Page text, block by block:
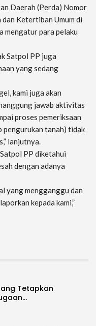
Daerah (Perda) Nomor
Ketertiban Umum di
mengatur para pelaku
Satpol PP juga
yang sedang
kami juga akan
jawab aktivitas
proses pemeriksaan
pengurukan tanah) tidak
lanjutnya.
PP diketahui
dengan adanya
yang mengganggu dan
kepada kami,”
Tetapkan